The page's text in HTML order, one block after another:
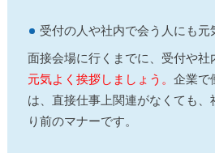
受付の人や社内で会う人にも元
面接会場に行くまでに、受付や社
元気よく挨拶しましょう。 企業で
は、直接仕事上関連がなくても、
り前のマナーです。